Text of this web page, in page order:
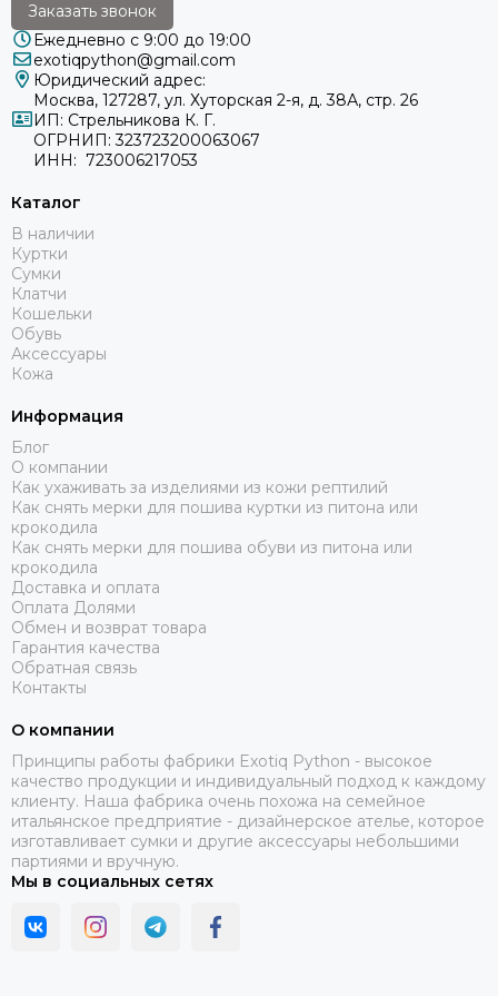
Заказать звонок
Ежедневно с 9:00 до 19:00
exotiqpython@gmail.com
Юридический адрес:
Москва, 127287, ул. Хуторская 2-я, д. 38А, стр. 26
ИП: Стрельникова К. Г.
ОГРНИП: 323723200063067
ИНН: 723006217053
Каталог
В наличии
Куртки
Сумки
Клатчи
Кошельки
Обувь
Аксессуары
Кожа
Информация
Блог
О компании
Как ухаживать за изделиями из кожи рептилий
Как снять мерки для пошива куртки из питона или
крокодила
Как снять мерки для пошива обуви из питона или
крокодила
Доставка и оплата
Оплата Долями
Обмен и возврат товара
Гарантия качества
Обратная связь
Контакты
О компании
Принципы работы фабрики Exotiq Python - высокое
качество продукции и индивидуальный подход к каждому
клиенту. Наша фабрика очень похожа на семейное
итальянское предприятие - дизайнерское ателье, которое
изготавливает сумки и другие аксессуары небольшими
партиями и вручную.
Мы в социальных сетях